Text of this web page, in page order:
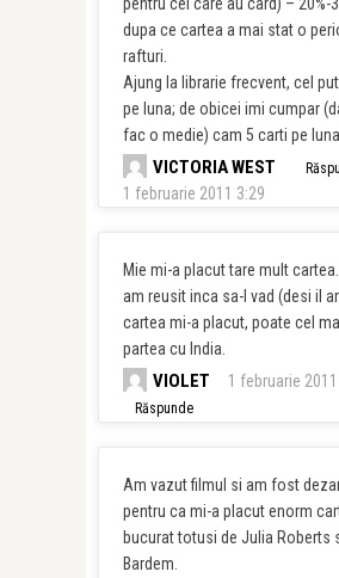
dupa ce cartea a mai stat o
rafturi.
Ajung la librarie frecvent, cel
pe luna; de obicei imi cumpar
fac o medie) cam 5 carti pe luna.
VICTORIA WEST
1 februarie 2011 3:29
Mie mi-a placut tare mult
am reusit inca sa-l vad (desi il
cartea mi-a placut, poate cel
partea cu India.
VIOLET 1 februarie 2011
Răspunde
Am vazut filmul si am fost
pentru ca mi-a placut enorm
bucurat totusi de Julia Roberts
Bardem.